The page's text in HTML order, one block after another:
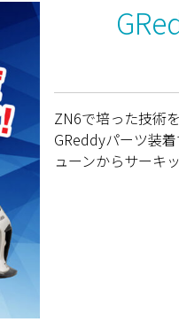
ZN6で培った技術
GReddyパーツ装
ューンからサーキ